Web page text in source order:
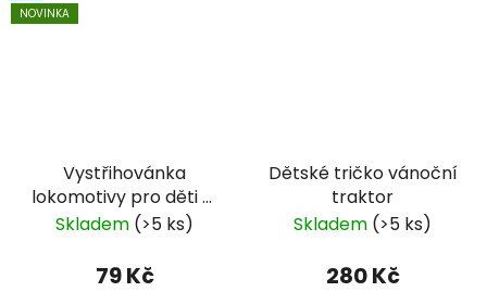
NOVINKA
Vystřihovánka
lokomotivy pro děti —
PDF ke stažení
Skladem (>5 ks)
79 Kč
Dětské tričko vánoční
traktor
Skladem (>5 ks)
280 Kč